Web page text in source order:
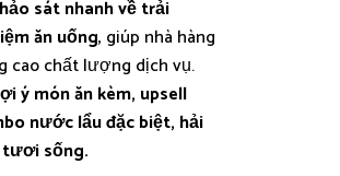
sát nhanh về trải
ăn uống, giúp nhà hàng
cao chất lượng dịch vụ.
ý món ăn kèm, upsell
nước lẩu đặc biệt, hải
tươi sống.